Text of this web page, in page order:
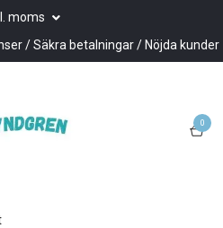
moms
/ Säkra betalningar / Nöjda kunder
0